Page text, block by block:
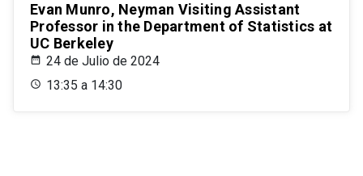
Evan Munro, Neyman Visiting Assistant
Professor in the Department of Statistics at
UC Berkeley
24 de Julio de 2024
13:35 a 14:30